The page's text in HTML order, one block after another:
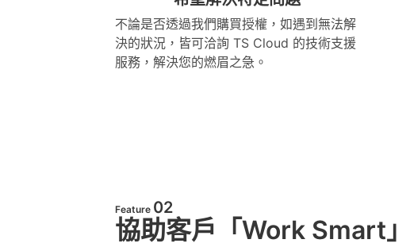
不論是否透過我們購買授權，如遇到無法解
決的狀況，皆可洽詢 TS Cloud 的技術支援
服務 ，解決您的燃眉之急。
Feature 02
協助客戶「Work Smart」